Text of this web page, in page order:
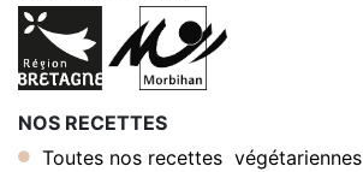
NOS RECETTES
Toutes nos recettes végétariennes